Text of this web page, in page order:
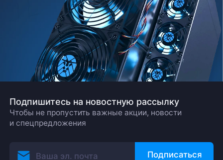
Подпишитесь на новостную рассылку
Чтобы не пропустить важные акции, новости
и спецпредложения
Подписаться